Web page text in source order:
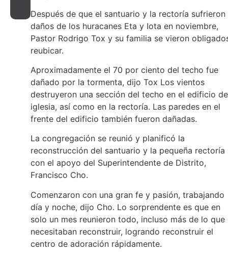
Después de que el santuario y la rectoría sufrieron
daños de los huracanes Eta y Iota en noviembre,
Pastor Rodrigo Tox y su familia se vieron
reubicar.
Aproximadamente el 70 por ciento del techo fue
dañado por la tormenta, dijo Tox Los vientos
destruyeron una sección del techo en el edificio
iglesia, así como en la rectoría. Las paredes en el
frente del edificio también fueron dañadas.
La congregación se reunió y planificó la
reconstrucción del santuario y la pequeña rectoría
con el apoyo del Superintendente de Distrito,
Francisco Cho.
Comenzaron con una gran fe y pasión, trabajando
día y noche, dijo Cho. Lo sorprendente es que en
solo un mes reunieron todo, incluso más de lo que
necesitaban reconstruir, logrando reconstruir el
centro de adoración rápidamente.